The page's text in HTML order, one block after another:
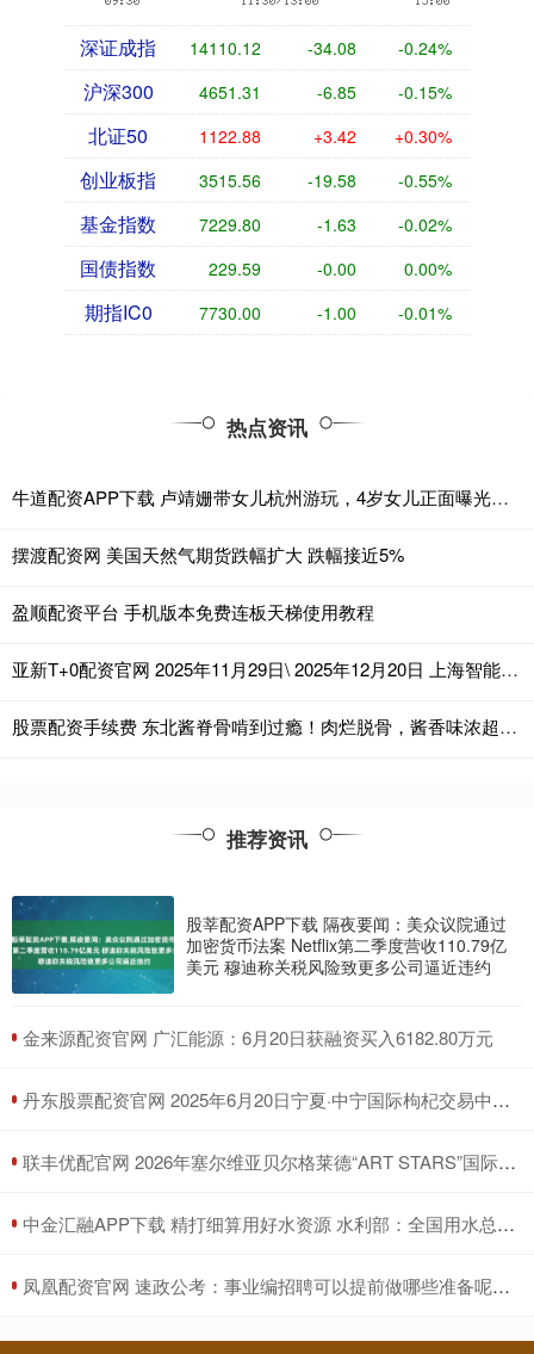
深证成指 14110.12 -34.08 -0.24%
沪深300 4651.31 -6.85 -0.15%
北证50 1122.88 +3.42 +0.30%
创业板指 3515.56 -19.58 -0.55%
基金指数 7229.80 -1.63 -0.02%
国债指数 229.59 -0.00 0.00%
期指IC0 7730.00 -1.00 -0.01%
热点资讯
牛道配资APP下载 卢靖姗带女儿杭州游玩，4岁女儿正面曝光，五官立体精致很像韩庚
摆渡配资网 美国天然气期货跌幅扩大 跌幅接近5%
盈顺配资平台 手机版本免费连板天梯使用教程
亚新T+0配资官网 2025年11月29日\ 2025年12月20日 上海智能建造化工环保产业链招聘会 2025下半年排期表 社会招聘会（上海市中小企业服务大楼）
股票配资手续费 东北酱脊骨啃到过瘾！肉烂脱骨，酱香味浓超下饭
推荐资讯
股莘配资APP下载 隔夜要闻：美众议院通过
加密货币法案 Netflix第二季度营收110.79亿
美元 穆迪称关税风险致更多公司逼近违约
​金来源配资官网 广汇能源：6月20日获融资买入6182.80万元
​丹东股票配资官网 2025年6月20日宁夏·中宁国际枸杞交易中心价格行情
​联丰优配官网 2026年塞尔维亚贝尔格莱德“ART STARS”国际大赛
​中金汇融APP下载 精打细算用好水资源 水利部：全国用水总量实现零增长
​凤凰配资官网 速政公考：事业编招聘可以提前做哪些准备呢？_进行_申论_考试